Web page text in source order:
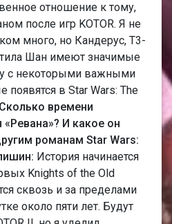
отношение к тому,
после игр KOTOR. Я не
много, но Кандерус, T3-
Шан имеют значимые
с некоторыми важными
появятся в Star Wars: The
времени
И какое он
романам Star Wars:
История начинается
Knights of the Old
сквозь и за пределами
около пяти лет. Будут